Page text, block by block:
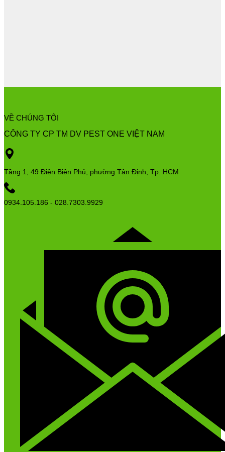
VỀ CHÚNG TÔI
CÔNG TY CP TM DV PEST ONE VIỆT NAM
Tầng 1, 49 Điện Biên Phủ, phường Tân Định, Tp. HCM
0934.105.186 - 028.7303.9929